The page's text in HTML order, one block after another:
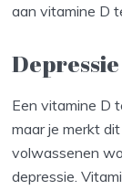
aan vitamine D
Depressie
Een vitamine D
maar je merkt
volwassenen
depressie.